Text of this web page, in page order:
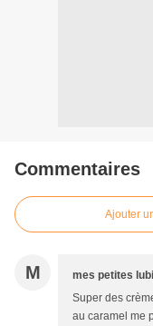
Commentaires
Ajouter
M mes petites
Super des
au caramel me